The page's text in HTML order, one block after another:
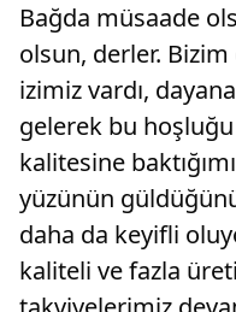
Bağda müsaade
olsun, derler.
izimiz vardı,
gelerek bu hoşluğu
kalitesine
yüzünün
daha da keyifli
kaliteli ve fazla